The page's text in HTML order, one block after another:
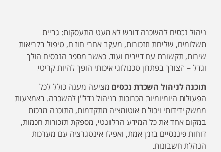
ניהול נכסים להשכרה דורש לא מעט התעסקות: גביית
תשלומים, שליחת תזכורות, מעקב אחרי חוזים, טיפול בקריאות
שירות, תקשורת עם דיירים ועוד. כאשר מספר הנכסים הולך
וגדל – הצורך בפתרון טכנולוגי איכותי הופך להיות קריטי.
תוכנה לניהול השכרת נכסים מציעה מענה כולל לכל
הפעולות היומיומיות הכרוכות בניהול נדל"ן להשכרה. באמצעות
ממשק ידידותי ויכולות אוטומציה מתקדמות, התוכנה מרכזת
במקום אחד את כל המידע הרלוונטי, מספקת תזכורות חכמות,
דוחות פיננסיים בזמן אמת, ואפילו אינטגרציה עם מערכות
הנהלת חשבונות.